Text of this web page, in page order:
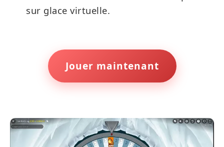
sur glace virtuelle.
Jouer maintenant